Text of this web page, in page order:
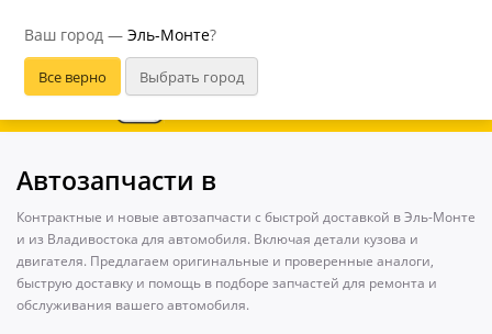
Ваш город — Эль-Монте?
В приложении удобнее
Автозапчасти в
Контрактные и новые автозапчасти с быстрой доставкой в Эль-Монте
и из Владивостока для автомобиля. Включая детали кузова и
двигателя. Предлагаем оригинальные и проверенные аналоги,
быструю доставку и помощь в подборе запчастей для ремонта и
обслуживания вашего автомобиля.